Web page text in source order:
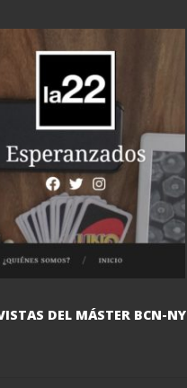
DEL MÁSTER BCN-NY